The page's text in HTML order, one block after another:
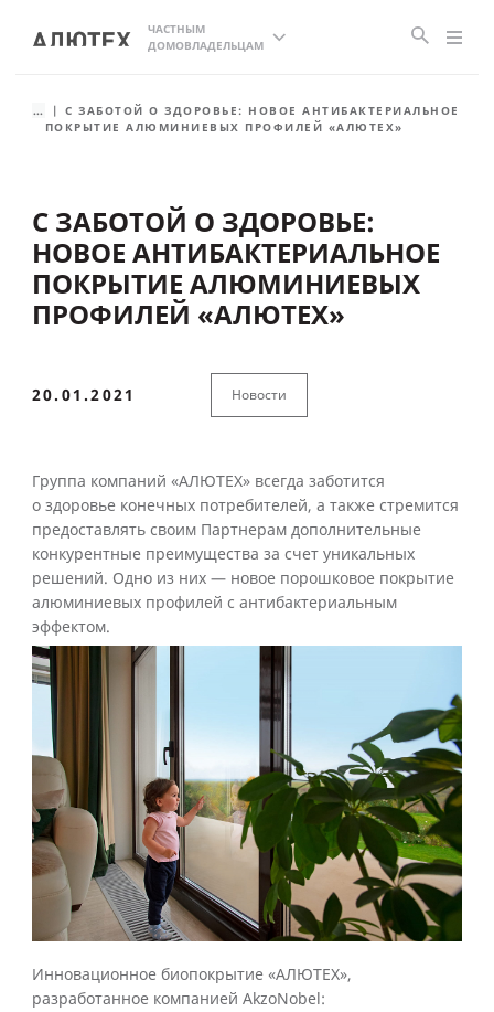
ЧАСТНЫМ
ДОМОВЛАДЕЛЬЦАМ
...
С ЗАБОТОЙ О ЗДОРОВЬЕ: НОВОЕ АНТИБАКТЕРИАЛЬНОЕ
ПОКРЫТИЕ АЛЮМИНИЕВЫХ ПРОФИЛЕЙ «АЛЮТЕХ»
С ЗАБОТОЙ О ЗДОРОВЬЕ:
НОВОЕ АНТИБАКТЕРИАЛЬНОЕ
ПОКРЫТИЕ АЛЮМИНИЕВЫХ
ПРОФИЛЕЙ «АЛЮТЕХ»
20.01.2021 Новости
Группа компаний «АЛЮТЕХ» всегда заботится
о здоровье конечных потребителей, а также стремится
предоставлять своим Партнерам дополнительные
конкурентные преимущества за счет уникальных
решений. Одно из них — новое порошковое покрытие
алюминиевых профилей с антибактериальным
эффектом.
Инновационное биопокрытие «АЛЮТЕХ»,
разработанное компанией AkzoNobel: